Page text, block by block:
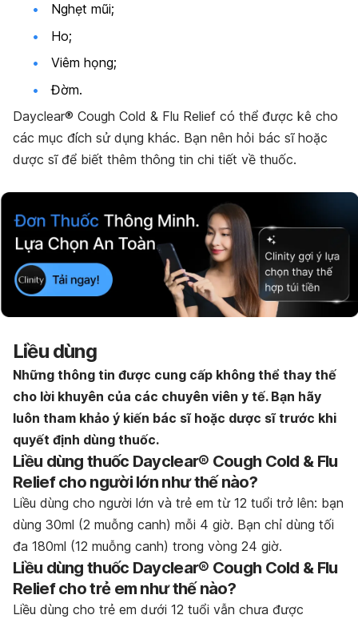
Nghẹt mũi;
Ho;
Viêm họng;
Đờm.
Dayclear® Cough Cold & Flu Relief có thể được kê cho
các mục đích sử dụng khác. Bạn nên hỏi bác sĩ hoặc
dược sĩ để biết thêm thông tin chi tiết về thuốc.
Liều dùng
Những thông tin được cung cấp không thể thay thế
cho lời khuyên của các chuyên viên y tế. Bạn hãy
luôn tham khảo ý kiến bác sĩ hoặc dược sĩ trước khi
quyết định dùng thuốc.
Liều dùng thuốc Dayclear® Cough Cold & Flu
Relief cho người lớn như thế nào?
Liều dùng cho người lớn và trẻ em từ 12 tuổi trở lên: bạn
dùng 30ml (2 muỗng canh) mỗi 4 giờ. Bạn chỉ dùng tối
đa 180ml (12 muỗng canh) trong vòng 24 giờ.
Liều dùng thuốc Dayclear® Cough Cold & Flu
Relief cho trẻ em như thế nào?
Liều dùng cho trẻ em dưới 12 tuổi vẫn chưa được